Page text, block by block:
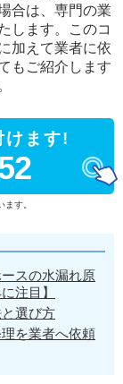
合は、専門の業
します。このコ
加えて業者に依
もご紹介します
けます!
す。
スの水漏れ原
注目】
選び方
を業者へ依頼